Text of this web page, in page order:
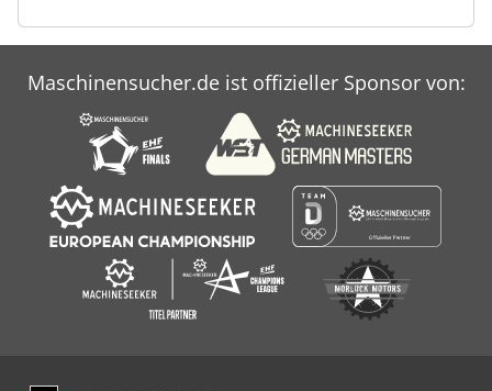
Maschinensucher.de ist offizieller Sponsor von: